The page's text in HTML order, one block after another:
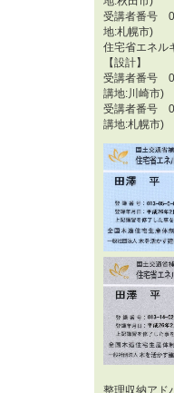
受講者番号
地:札幌市)
住宅省エネル
【設計】
受講者番号
講地:川崎市)
受講者番号
講地:札幌市)